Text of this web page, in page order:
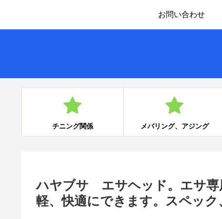
お問い合わせ
チニング関係 メバリング、アジング
ハヤブサ エサヘッド。エサ専
軽、快適にできます。スペック